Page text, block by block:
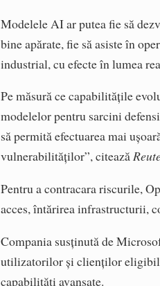
Modelele AI ar putea fie să
bine apărate, fie să asiste în
industrial, cu efecte în lumea
Pe măsură ce capabilitățile
modelelor pentru sarcini
să permită efectuarea mai
vulnerabilităților”, citează
Pentru a contracara riscurile,
acces, întărirea infrastructurii,
Compania susținută de
utilizatorilor și clienților eligibili
capabilități avansate.